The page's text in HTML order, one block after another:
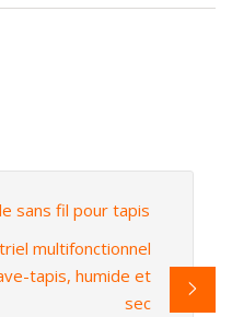
sans fil pour tapis
multifonctionnel
tapis, humide et
sec